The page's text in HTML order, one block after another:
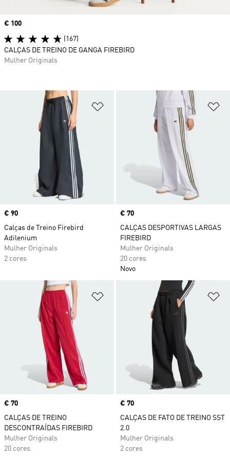
Adicionar à Lista de Desejos
Price
€ 90
Calças de Treino Firebird
Adilenium
Mulher Originals
2 cores
Price
€ 70
CALÇAS DESPORTIVAS LARGAS
FIREBIRD
Mulher Originals
20 cores
Novo
Adicionar à Lista de Desejos
Price
€ 70
CALÇAS DE TREINO
DESCONTRAÍDAS FIREBIRD
Mulher Originals
20 cores
Price
€ 70
CALÇAS DE FATO DE TREINO SST
2.0
Mulher Originals
2 cores
Price
€ 100
(167)
CALÇAS DE TREINO DE GANGA FIREBIRD
Mulher Originals